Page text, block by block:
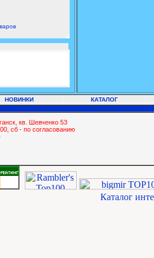
НОВИНКИ КАТАЛОГ
кв. Шевченко 53
сб - по согласованию
Каталог